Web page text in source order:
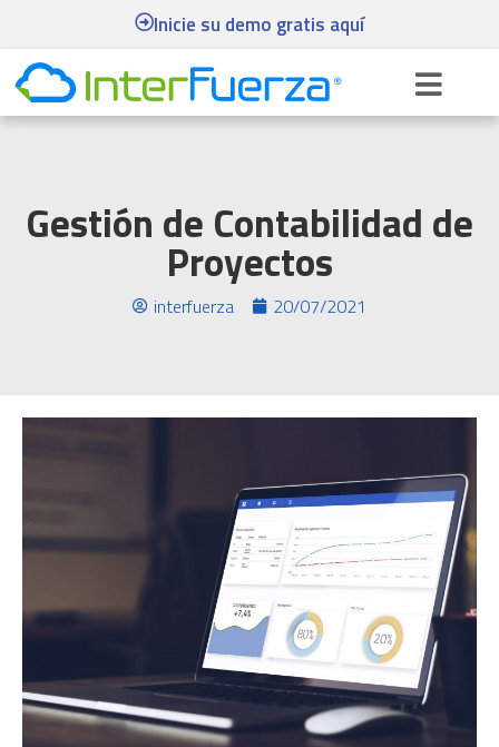
Inicie su demo gratis aquí
Gestión de Contabilidad de
Proyectos
interfuerza 20/07/2021